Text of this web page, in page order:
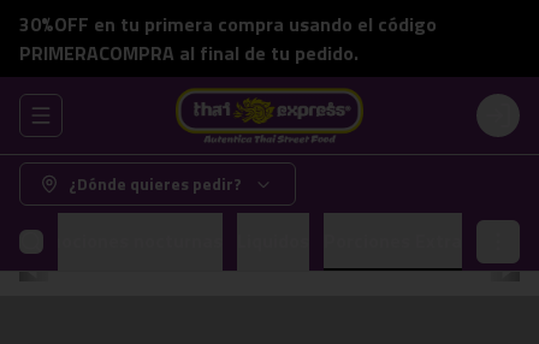
30%OFF en tu primera compra usando el código
PRIMERACOMPRA al final de tu pedido.
Abrir menu de navegación Login
¿Dónde quieres pedir?
Promociones nocturnas